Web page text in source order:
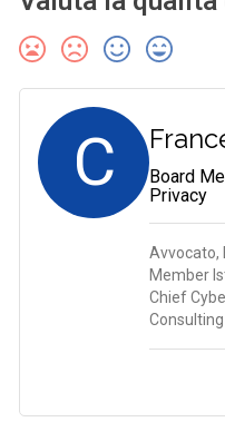
C
Board
Privacy
Avvocato,
Member
Chief
Consulting